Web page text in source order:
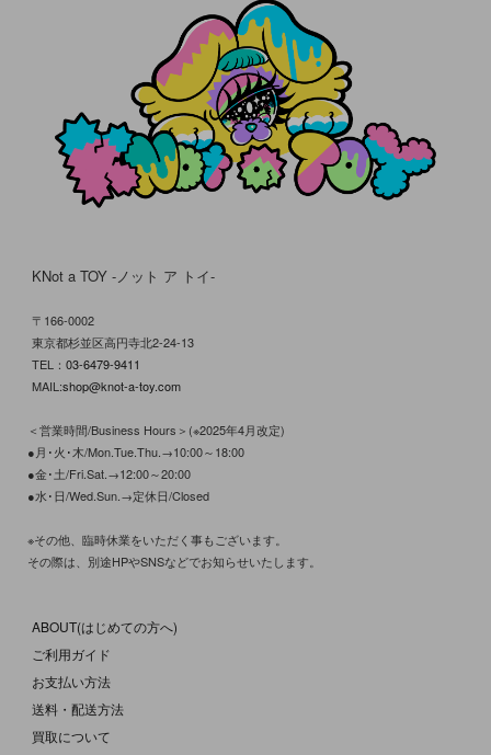
KNot a TOY -ノット ア トイ-
〒166-0002
東京都杉並区高円寺北2-24-13
TEL： 03-6479-9411
MAIL:shop@knot-a-toy.com
＜営業時間/Business Hours＞(※2025年4月改定)
●月･火･木/Mon.Tue.Thu.→10:00～18:00
●金･土/Fri.Sat.→12:00～20:00
●水･日/Wed.Sun.→定休日/Closed
※その他、臨時休業をいただく事もございます。
その際は、別途HPやSNSなどでお知らせいたします。
ABOUT(はじめての方へ)
ご利用ガイド
お支払い方法
送料・配送方法
買取について